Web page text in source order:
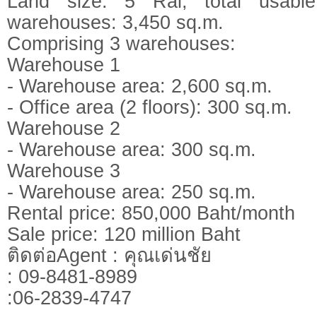
warehouses: 3,450 sq.m.
Comprising 3 warehouses:
Warehouse 1
- Warehouse area: 2,600 sq.m.
- Office area (2 floors): 300 sq.m.
Warehouse 2
- Warehouse area: 300 sq.m.
Warehouse 3
- Warehouse area: 250 sq.m.
Rental price: 850,000 Baht/month
Sale price: 120 million Baht
ติดต่อAgent : คุณเด่นชัย
: 09-8481-8989
:06-2839-4747